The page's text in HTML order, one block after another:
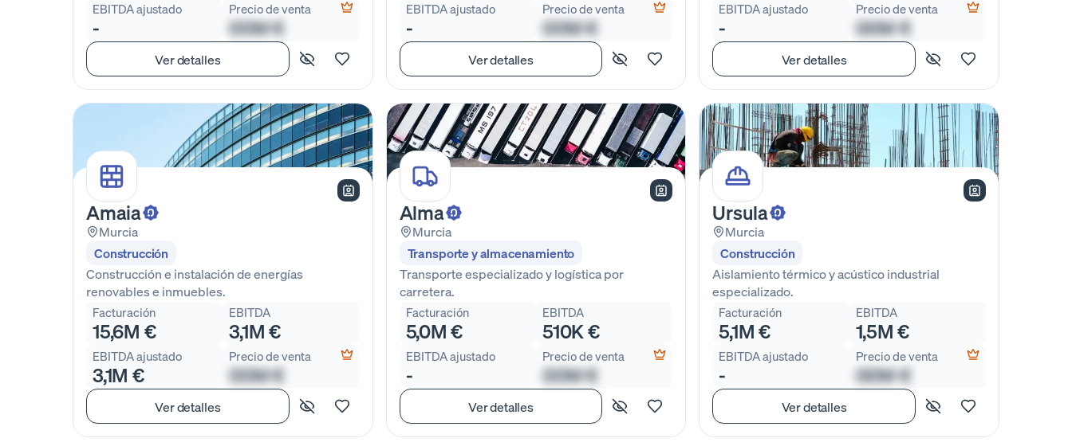
EBITDA ajustado
-
Precio de venta
00M €
Ver detalles
EBITDA ajustado
-
Precio de venta
00M €
Ver detalles
EBITDA ajustado
-
Precio de venta
00M €
Ver detalles
Amaia
Murcia
Construcción
Construcción e instalación de energías
renovables e inmuebles.
Facturación
15,6M €
EBITDA
3,1M €
EBITDA ajustado
3,1M €
Precio de venta
00M €
Ver detalles
Alma
Murcia
Transporte y almacenamiento
Transporte especializado y logística por
carretera.
Facturación
5,0M €
EBITDA
510K €
EBITDA ajustado
-
Precio de venta
00M €
Ver detalles
Ursula
Murcia
Construcción
Aislamiento térmico y acústico industrial
especializado.
Facturación
5,1M €
EBITDA
1,5M €
EBITDA ajustado
-
Precio de venta
00M €
Ver detalles